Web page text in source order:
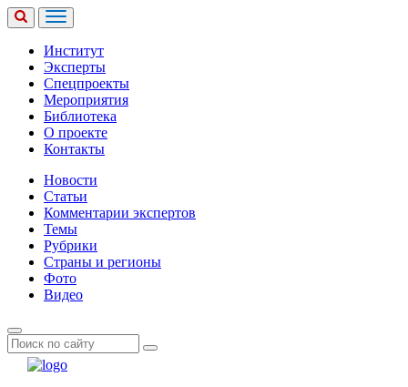
Институт
Эксперты
Спецпроекты
Мероприятия
Библиотека
О проекте
Контакты
Новости
Статьи
Комментарии экспертов
Темы
Рубрики
Страны и регионы
Фото
Видео